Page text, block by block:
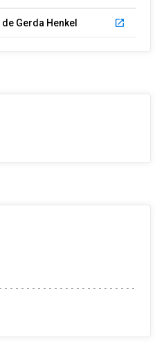
Gerda Henkel launch